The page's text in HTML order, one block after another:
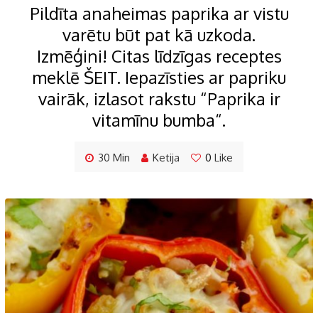
Pildīta anaheimas paprika ar vistu
varētu būt pat kā uzkoda.
Izmēģini! Citas līdzīgas receptes
meklē ŠEIT. Iepazīsties ar papriku
vairāk, izlasot rakstu “Paprika ir
vitamīnu bumba“.
30 Min Ketija 0 Like